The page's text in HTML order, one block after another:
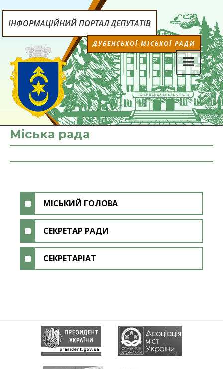
ІНФОРМАЦІЙНИЙ ПОРТАЛ ДЕПУТАТІВ
ДУБЕНСЬКОЇ МІСЬКОЇ РАДИ
Міська рада
МІСЬКИЙ ГОЛОВА
СЕКРЕТАР РАДИ
СЕКРЕТАРІАТ